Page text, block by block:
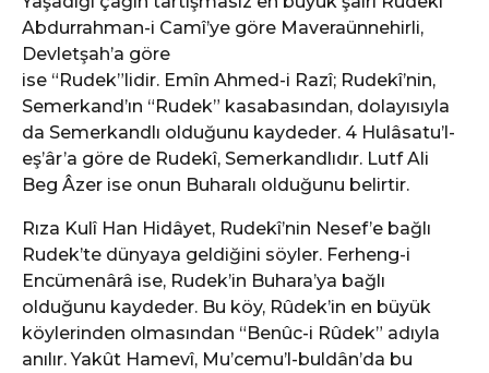
Abdurrahman-i Camî’ye göre Maveraünnehirli,
Devletşah’a göre
ise “Rudek”lidir. Emîn Ahmed-i Razî; Rudekî’nin,
Semerkand’ın “Rudek” kasabasından, dolayısıyla
da Semerkandlı olduğunu kaydeder. 4 Hulâsatu’l-
eş’âr’a göre de Rudekî, Semerkandlıdır. Lutf Ali
Beg Âzer ise onun Buharalı olduğunu belirtir.
Rıza Kulî Han Hidâyet, Rudekî’nin Nesef’e bağlı
Rudek’te dünyaya geldiğini söyler. Ferheng-i
Encümenârâ ise, Rudek’in Buhara’ya bağlı
olduğunu kaydeder. Bu köy, Rûdek’in en büyük
köylerinden olmasından “Benûc-i Rûdek” adıyla
anılır. Yakût Hamevî, Mu’cemu’l-buldân’da bu